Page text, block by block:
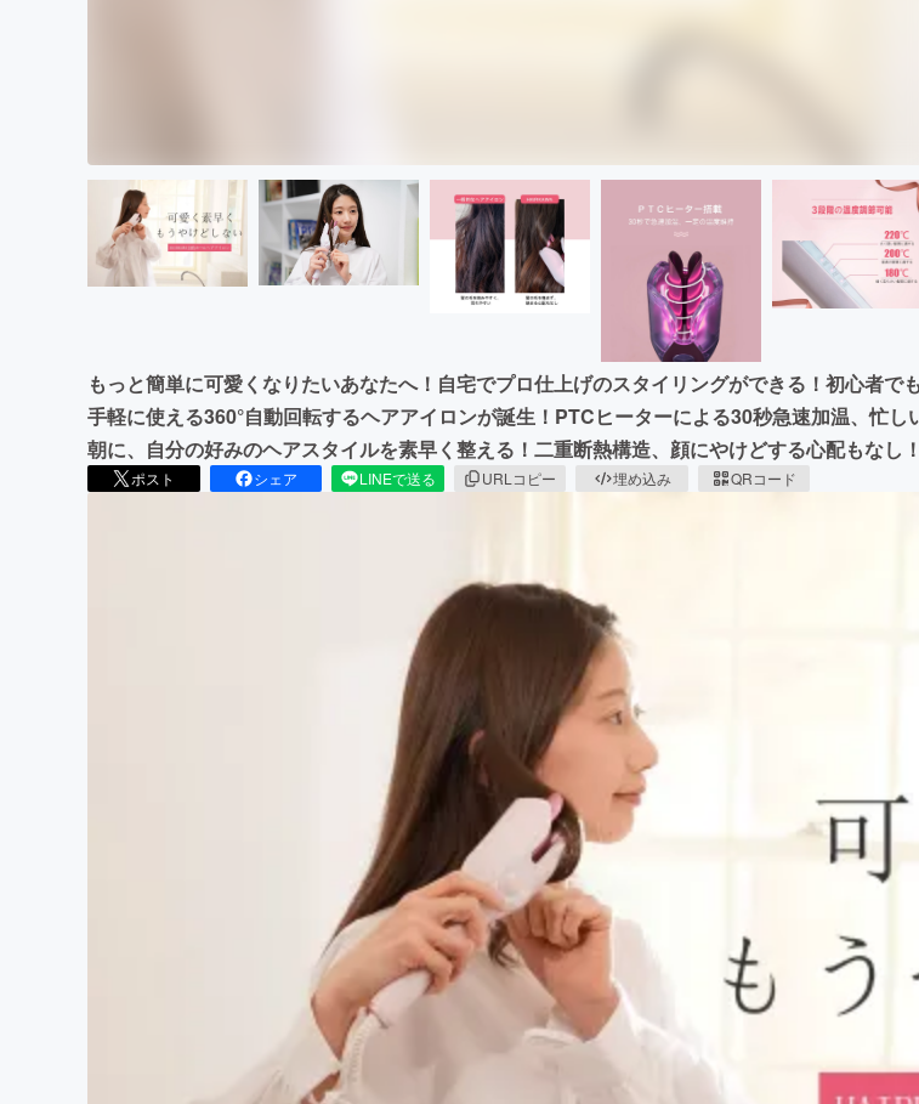
もっと簡単に可愛くなりたいあなたへ！自宅でプロ仕上げのスタイリングができる！初心者でも
手軽に使える360°自動回転するヘアアイロンが誕生！PTCヒーターによる30秒急速加温、忙し
朝に、自分の好みのヘアスタイルを素早く整える！二重断熱構造、顔にやけどする心配もなし！
ポスト シェア LINEで送る URLコピー 埋め込み QRコード